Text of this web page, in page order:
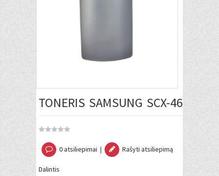
TONERIS SAMSUNG SCX-4650 /
0 atsiliepimai | Rašyti atsiliepimą
Dalintis